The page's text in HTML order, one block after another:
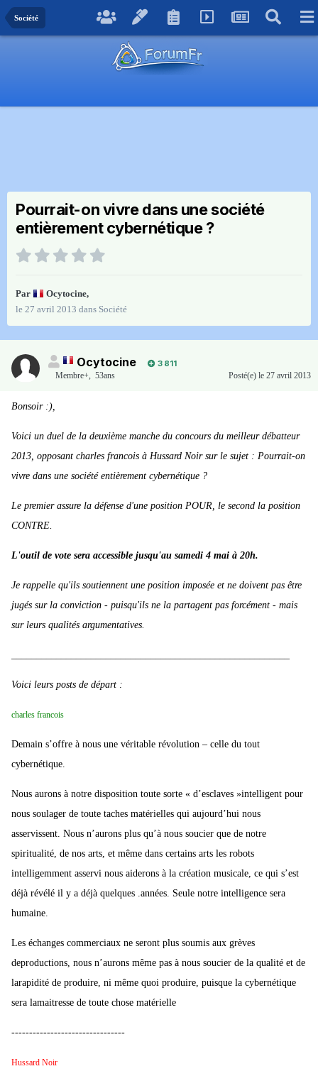
Société
Pourrait-on vivre dans une société
entièrement cybernétique ?
Par Ocytocine,
le 27 avril 2013 dans Société
Ocytocine
3 811
Membre+, 53ans Posté(e) le 27 avril 2013
Bonsoir :),
Voici un duel de la deuxième manche du concours du meilleur débatteur
2013, opposant charles francois à Hussard Noir sur le sujet : Pourrait-on
vivre dans une société entièrement cybernétique ?
Le premier assure la défense d'une position POUR, le second la position
CONTRE.
L'outil de vote sera accessible jusqu'au samedi 4 mai à 20h.
Je rappelle qu'ils soutiennent une position imposée et ne doivent pas être
jugés sur la conviction - puisqu'ils ne la partagent pas forcément - mais
sur leurs qualités argumentatives.
Voici leurs posts de départ :
charles francois
Demain s’offre à nous une véritable révolution – celle du tout
cybernétique.
Nous aurons à notre disposition toute sorte « d’esclaves »intelligent pour
nous soulager de toute taches matérielles qui aujourd’hui nous
asservissent. Nous n’aurons plus qu’à nous soucier que de notre
spiritualité, de nos arts, et même dans certains arts les robots
intelligemment asservi nous aiderons à la création musicale, ce qui s’est
déjà révélé il y a déjà quelques .années. Seule notre intelligence sera
humaine.
Les échanges commerciaux ne seront plus soumis aux grèves
deproductions, nous n’aurons même pas à nous soucier de la qualité et de
larapidité de produire, ni même quoi produire, puisque la cybernétique
sera lamaitresse de toute chose matérielle
--------------------------------
Hussard Noir